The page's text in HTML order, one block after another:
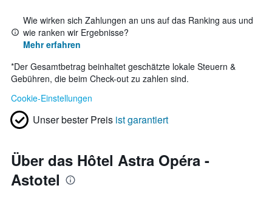
Wie wirken sich Zahlungen an uns auf das Ranking aus und
wie ranken wir Ergebnisse?
Mehr erfahren
*Der Gesamtbetrag beinhaltet geschätzte lokale Steuern &
Gebühren, die beim Check-out zu zahlen sind.
Cookie-Einstellungen
Unser bester Preis ist garantiert
Über das Hôtel Astra Opéra -
Astotel